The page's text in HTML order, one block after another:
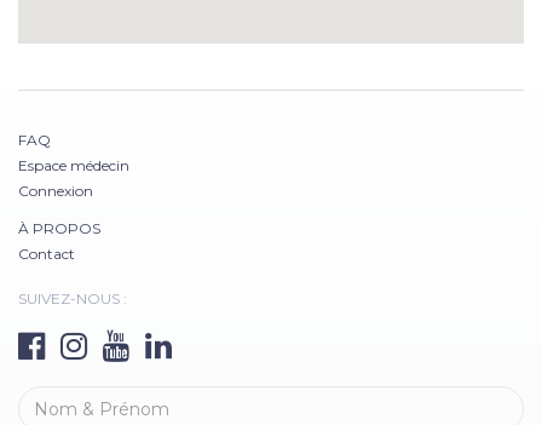
FAQ
Espace médecin
Connexion
À PROPOS
Contact
SUIVEZ-NOUS :